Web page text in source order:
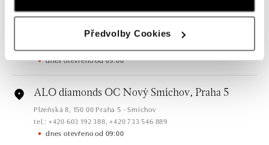
Předvolby Cookies
Ostrava
Jantarová 3344/4, 702 00 Ostrava-Moravská Ostrava
tel.: +420 603 166 013, +420 603 565 187
dnes otevřeno od 09:00
ALO diamonds OC Nový Smíchov, Praha 5
Plzeňská 8, 150 00 Praha 5 - Smíchov
tel.: +420 603 192 388, +420 733 546 889
dnes otevřeno od 09:00